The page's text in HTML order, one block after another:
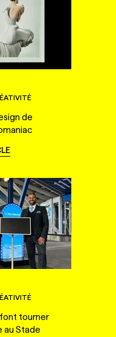
de
tourner
au Stade